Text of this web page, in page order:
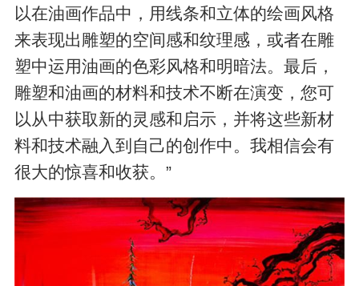
以在油画作品中，用线条和立体的绘画风格
来表现出雕塑的空间感和纹理感，或者在雕
塑中运用油画的色彩风格和明暗法。最后，
雕塑和油画的材料和技术不断在演变，您可
以从中获取新的灵感和启示，并将这些新材
料和技术融入到自己的创作中。我相信会有
很大的惊喜和收获。”